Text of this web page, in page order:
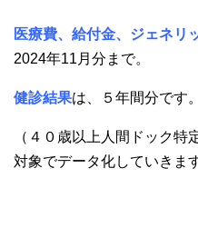
医療費、給付金、ジェネリ
2024年11月分まで。
健診結果は、５年間分です。
（４０歳以上人間ドック
対象でデータ化していきま